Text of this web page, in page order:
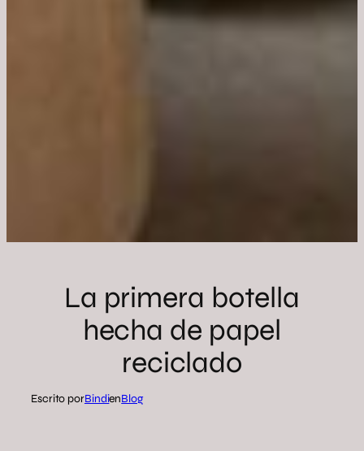
La primera botella
hecha de papel
reciclado
Escrito porBindienBlog